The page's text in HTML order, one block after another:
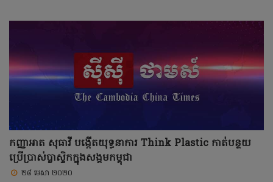
កញ្ញាអាត សុធាវី បង្កើតយុទ្ធនាការ Think Plastic កាត់បន្ថយ
ប្រើប្រាស់ប្លាស្ទិកក្នុងសង្គមកម្ពុជា
២៨ មេសា ២០២០